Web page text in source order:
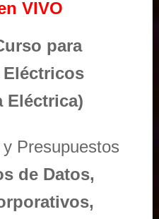
VIVO
para
Eléctrica)
Presupuestos
de Datos,